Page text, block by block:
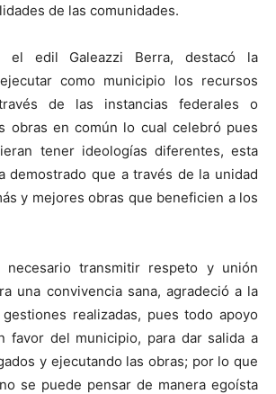
de las comunidades.
el edil Galeazzi Berra, destacó la
como municipio los recursos
de las instancias federales o
obras en común lo cual celebró pues
tener ideologías diferentes, esta
demostrado que a través de la unidad
y mejores obras que beneficien a los
necesario transmitir respeto y unión
una convivencia sana, agradeció a la
realizadas, pues todo apoyo
favor del municipio, para dar salida a
y ejecutando las obras; por lo que
se puede pensar de manera egoísta